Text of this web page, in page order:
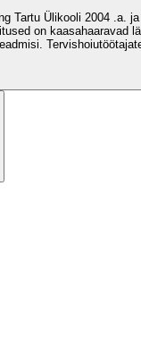
Tartu Ülikooli 2004 .a.
on kaasahaaravad